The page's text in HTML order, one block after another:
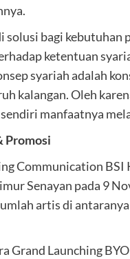
solusi bagi
ketentuan
syariah adalah
kalangan. Oleh
manfaatnya
Promosi
Communication
Senayan pada 9
artis di
Grand Launching